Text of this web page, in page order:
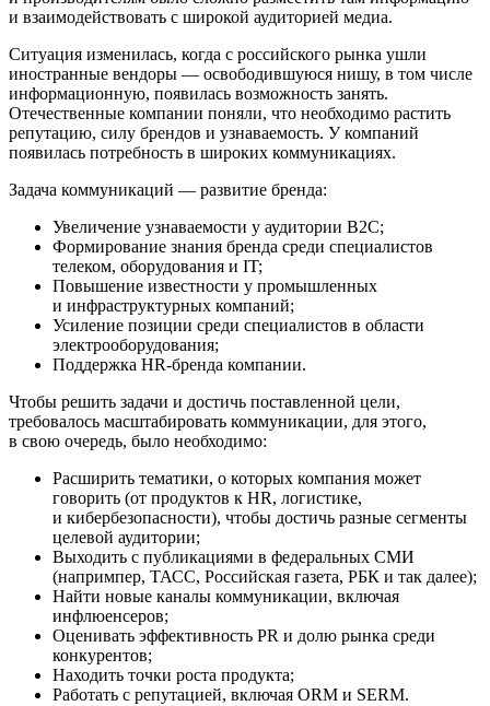
и взаимодействовать с широкой аудиторией медиа.
Ситуация изменилась, когда с российского рынка ушли
иностранные вендоры — освободившуюся нишу, в том числе
информационную, появилась возможность занять.
Отечественные компании поняли, что необходимо растить
репутацию, силу брендов и узнаваемость. У компаний
появилась потребность в широких коммуникациях.
Задача коммуникаций — развитие бренда:
Увеличение узнаваемости у аудитории B2C;
Формирование знания бренда среди специалистов
телеком, оборудования и IT;
Повышение известности у промышленных
и инфраструктурных компаний;
Усиление позиции среди специалистов в области
электрооборудования;
Поддержка HR-бренда компании.
Чтобы решить задачи и достичь поставленной цели,
требовалось масштабировать коммуникации, для этого,
в свою очередь, было необходимо:
Расширить тематики, о которых компания может
говорить (от продуктов к HR, логистике,
и кибербезопасности), чтобы достичь разные сегменты
целевой аудитории;
Выходить с публикациями в федеральных СМИ
(напримпер, ТАСС, Российская газета, РБК и так далее);
Найти новые каналы коммуникации, включая
инфлюенсеров;
Оценивать эффективность PR и долю рынка среди
конкурентов;
Находить точки роста продукта;
Работать с репутацией, включая ORM и SERM.